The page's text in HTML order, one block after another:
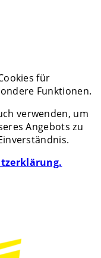
für
Funktionen.
verwenden, um
Angebots zu